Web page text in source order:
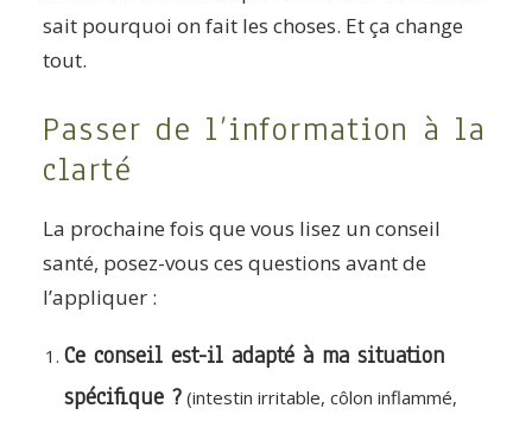
sait pourquoi on fait les choses. Et ça change
tout.
Passer de l’information à la
clarté
La prochaine fois que vous lisez un conseil
santé, posez-vous ces questions avant de
l’appliquer :
Ce conseil est-il adapté à ma situation
spécifique ? (intestin irritable, côlon inflammé,